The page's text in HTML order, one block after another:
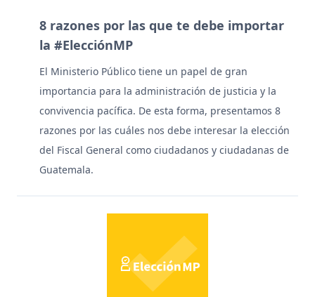
8 razones por las que te debe importar
la #ElecciónMP
El Ministerio Público tiene un papel de gran
importancia para la administración de justicia y la
convivencia pacífica. De esta forma, presentamos 8
razones por las cuáles nos debe interesar la elección
del Fiscal General como ciudadanos y ciudadanas de
Guatemala.